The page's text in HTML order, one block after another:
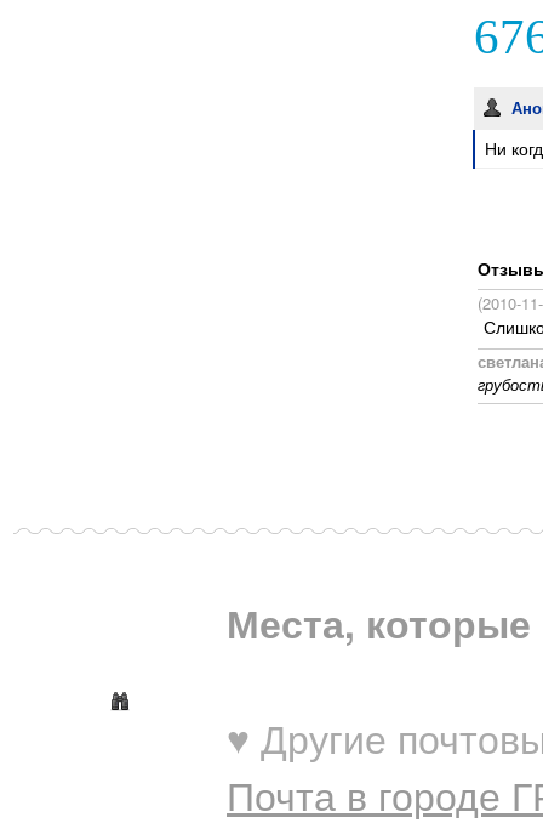
Ни
(2010-
Места, которые
♥ Другие
Почта в городе